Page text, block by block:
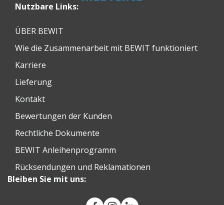
Nutzbare Links:
ÜBER BEWIT
Wie die Zusammenarbeit mit BEWIT funktioniert
Karriere
Lieferung
Kontakt
Bewertungen der Kunden
Rechtliche Dokumente
BEWIT Anleihenprogramm
Rücksendungen und Reklamationen
Bleiben Sie mit uns: